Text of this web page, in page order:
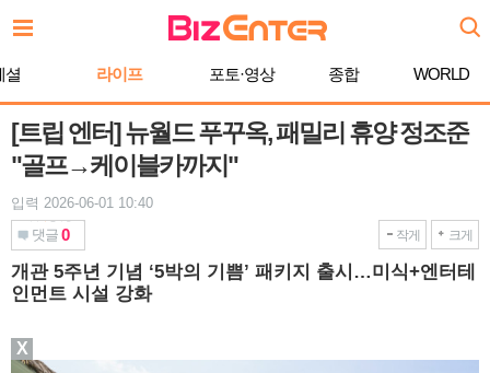
문
로
기
셜 라이프 포토·영상 종합 WORLD
[트립 엔터] 뉴월드 푸꾸옥, 패밀리 휴양 정조준
"골프→케이블카까지"
입력 2026-06-01 10:40
댓글 0 작게 크게
개관 5주년 기념 ‘5박의 기쁨’ 패키지 출시…미식+엔터테
인먼트 시설 강화
X